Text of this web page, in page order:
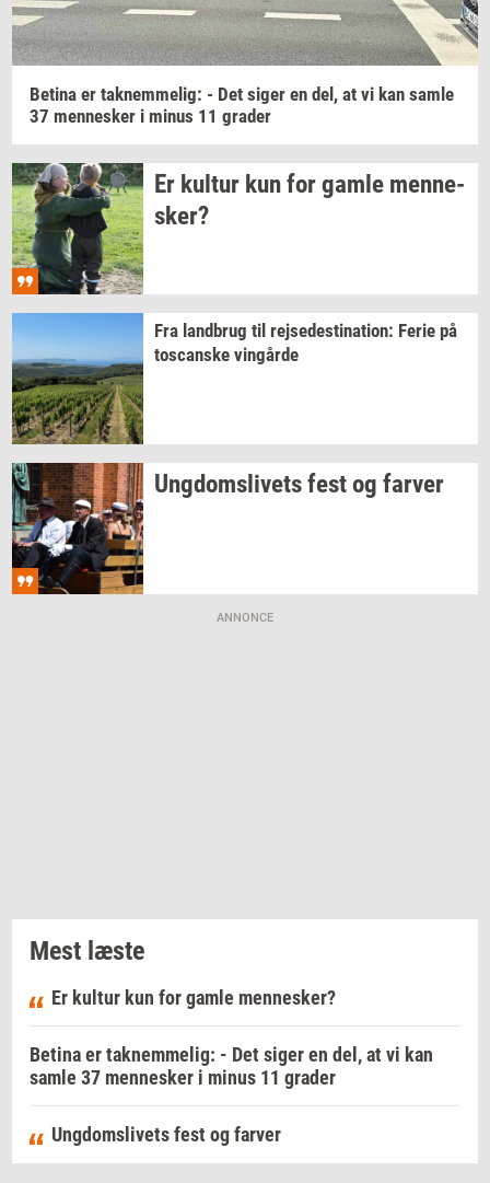
Be­ti­na er tak­nem­me­lig: - Det siger en del, at vi kan samle
37 men­ne­sker i minus 11 gra­der
Er kul­tur kun for gamle men­ne­
sker?
Fra land­brug til rej­se­desti­na­tion: Ferie på
toscan­ske vin­går­de
Ung­doms­li­vetsfest og far­ver
ANNONCE
Mest læste
Er kultur kun for gamle mennesker?
Betina er taknemmelig: - Det siger en del, at vi kan
samle 37 mennesker i minus 11 grader
Ungdomslivets fest og farver